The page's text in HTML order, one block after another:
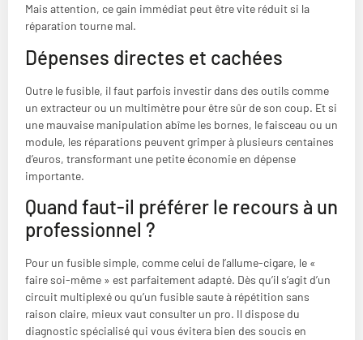
Mais attention, ce gain immédiat peut être vite réduit si la
réparation tourne mal.
Dépenses directes et cachées
Outre le fusible, il faut parfois investir dans des outils comme
un extracteur ou un multimètre pour être sûr de son coup. Et si
une mauvaise manipulation abîme les bornes, le faisceau ou un
module, les réparations peuvent grimper à plusieurs centaines
d’euros, transformant une petite économie en dépense
importante.
Quand faut-il préférer le recours à un
professionnel ?
Pour un fusible simple, comme celui de l’allume-cigare, le «
faire soi-même » est parfaitement adapté. Dès qu’il s’agit d’un
circuit multiplexé ou qu’un fusible saute à répétition sans
raison claire, mieux vaut consulter un pro. Il dispose du
diagnostic spécialisé qui vous évitera bien des soucis en